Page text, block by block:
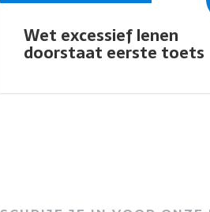
Wet excessief lenen
doorstaat eerste toets